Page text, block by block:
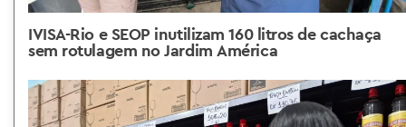
IVISA-Rio e SEOP inutilizam 160 litros de cachaça
sem rotulagem no Jardim América